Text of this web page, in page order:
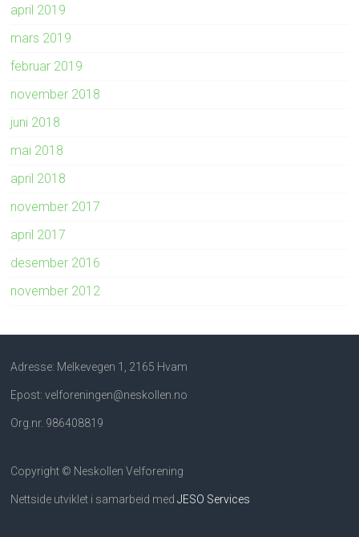
april 2019
mars 2019
februar 2019
november 2018
juni 2018
mai 2018
april 2018
november 2017
april 2017
desember 2016
november 2012
Adresse: Melkevegen 1, 2165 Hvam
Epost: velforeningen@neskollen.no
Org.nr. 986408819
Copyright © Neskollen Velforening
Nettside utviklet i samarbeid medJESO Services